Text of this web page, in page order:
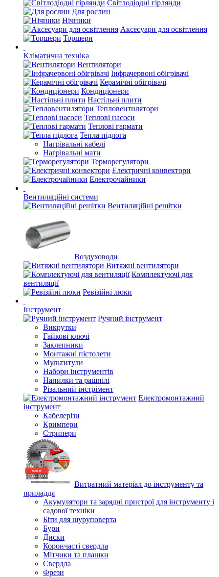
Світлодіодні гірлянди
Для рослин
Нічники
Аксесуари для освітлення
Торшери
Кліматична техніка
Вентилятори
Інфрачервоні обігрівачі
Керамічні обігрівачі
Кондиціонери
Настільні плити
Тепловентилятори
Теплові насоси
Теплові гармати
Тепла підлога
Нагрівальні кабелі
Нагрівальні мати
Терморегулятори
Електричні конвектори
Електрочайники
Вентиляційні системи
Вентиляційні решітки
Воздуховоди
Витяжні вентилятори
Комплектуючі для
вентиляції
Ревізійні люки
Інструмент
Ручний інструмент
Викрутки
Гайкові ключі
Заклепники
Монтажні пістолети
Мультитули
Набори інструментів
Напилки та рашпілі
Різальний інстрімент
Електромонтажний
інструмент
Кабелерізи
Кримпери
Стрипери
Витратний матеріал до інструменту та
приладдя
Акумулятори та зарядні пристрої для інструменту і
садової техніки
Біти для шуруповерта
Бури
Диски
Корончасті свердла
Мітчики та плашки
Свердла
Фрези